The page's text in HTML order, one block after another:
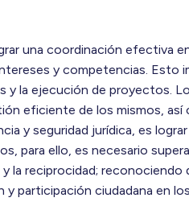
una coordinación efectiva
y competencias. Esto
y la ejecución de proyectos.
eficiente de los mismos,
y seguridad jurídica, es
para ello, es necesario
la reciprocidad;
y participación ciudadana en